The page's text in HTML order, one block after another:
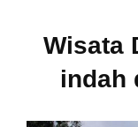
Wisata
indah